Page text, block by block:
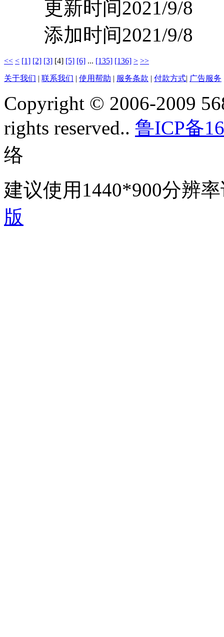
更新时间2021/9/8
添加时间2021/9/8
<< < [1] [2] [3] [4] [5] [6] ... [135] [136] > >>
关于我们 | 联系我们 | 使用帮助 | 服务条款 | 付款方式| 广告服务
Copyright © 2006-2009
rights reserved.. 鲁ICP备
络
建议使用1440*900分辨
版